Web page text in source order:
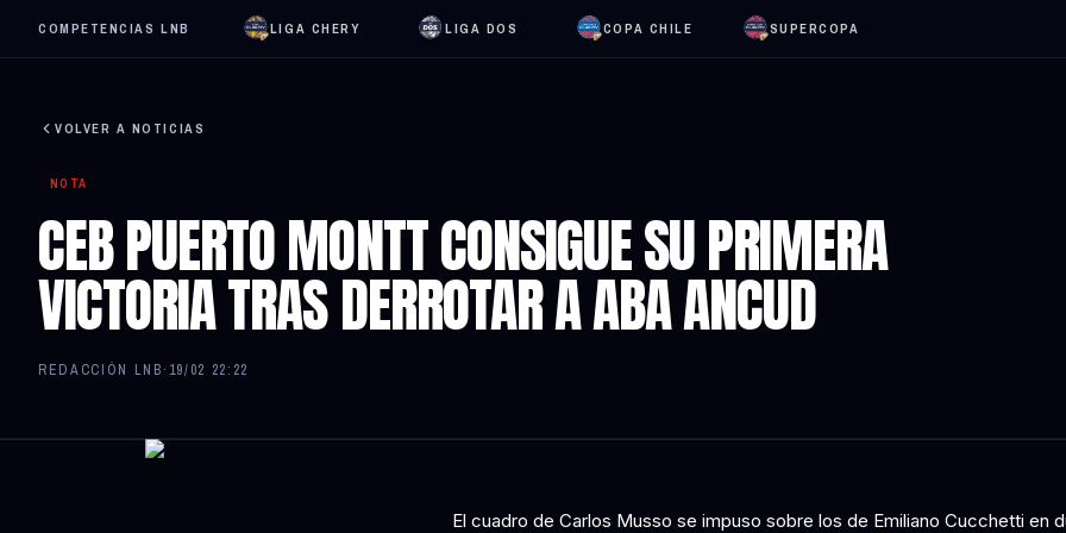
COMPETENCIAS LNB LIGA CHERY LIGA DOS COPA CHILE SUPERCOPA
VOLVER A NOTICIAS
NOTA
CEB PUERTO MONTT CONSIGUE SU PRIMERA
VICTORIA TRAS DERROTAR A ABA ANCUD
REDACCIÓN LNB· 19/02 22:22
El cuadro de Carlos Musso se impuso sobre los de Emiliano Cucchetti en